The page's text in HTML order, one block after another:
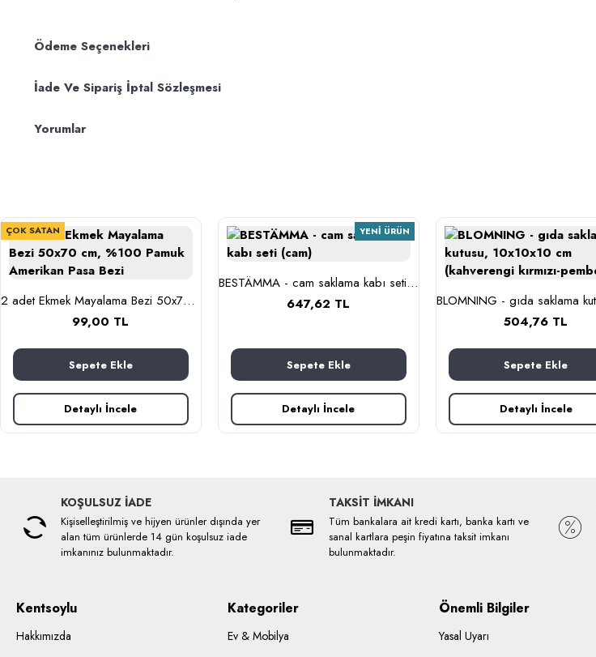
Ödeme Seçenekleri
İade Ve Sipariş İptal Sözleşmesi
Yorumlar
ÇOK SATAN
2 adet Ekmek Mayalama Bezi 50x70 cm, %100 Pamuk Amerikan Pasa Bezi
99,00 TL
Sepete Ekle
Detaylı İncele
YENI ÜRÜN
BESTÄMMA - cam saklama kabı seti (cam)
647,62 TL
Sepete Ekle
Detaylı İncele
504,76 TL
Sepete Ekle
Detaylı İncele
KOŞULSUZ İADE
Kişiselleştirilmiş ve hijyen ürünler dışında yer
alan tüm ürünlerde 14 gün koşulsuz iade
imkanınız bulunmaktadır.
TAKSİT İMKANI
Tüm bankalara ait kredi kartı, banka kartı ve
sanal kartlara peşin fiyatına taksit imkanı
bulunmaktadır.
Kentsoylu
Hakkımızda
Kategoriler
Ev & Mobilya
Önemli Bilgiler
Yasal Uyarı